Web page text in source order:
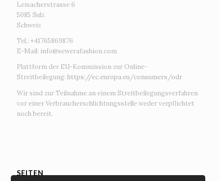
Leisacherstrasse 6
5085 Sulz
Schweiz
Tel.: +41765869876
E-Mail: info@sewerafashion.com
Plattform der EU-Kommission zur Online-
Streitbeilegung: https://ec.europa.eu/consumers/odr
Wir sind zur Teilnahme an einem Streitbeilegungsverfahren
vor einer Verbraucherschlichtungsstelle weder verpflichtet
noch bereit.
SEITEN